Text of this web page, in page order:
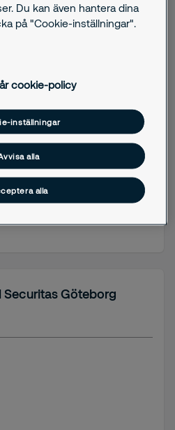
Göteborg
Du kan även hantera dina
på "Cookie-inställningar".
cookie-policy
inställningar
alla
alla